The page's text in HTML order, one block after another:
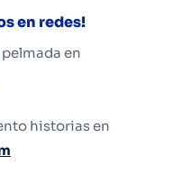
en redes!
pelmada en
historias en